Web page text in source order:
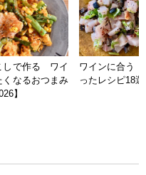
しで作る ワイ
くなるおつまみ
】
ワインに合う
ったレシピ18